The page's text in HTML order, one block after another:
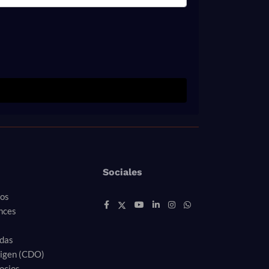
(CDO)
Sociales